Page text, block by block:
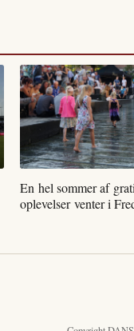
En hel sommer af
oplevelser venter i